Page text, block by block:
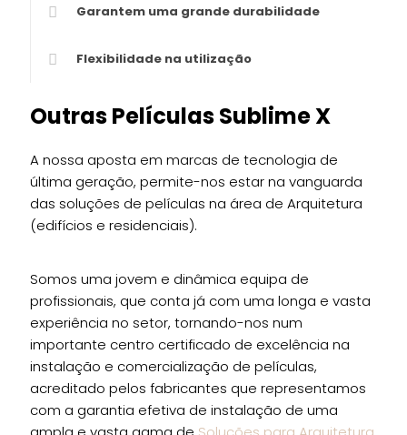
Garantem uma grande durabilidade
Flexibilidade na utilização
Outras Películas Sublime X
A nossa aposta em marcas de tecnologia de
última geração, permite-nos estar na vanguarda
das soluções de películas na área de Arquitetura
(edifícios e residenciais).
Somos uma jovem e dinâmica equipa de
profissionais, que conta já com uma longa e vasta
experiência no setor, tornando-nos num
importante centro certificado de excelência na
instalação e comercialização de películas,
acreditado pelos fabricantes que representamos
com a garantia efetiva de instalação de uma